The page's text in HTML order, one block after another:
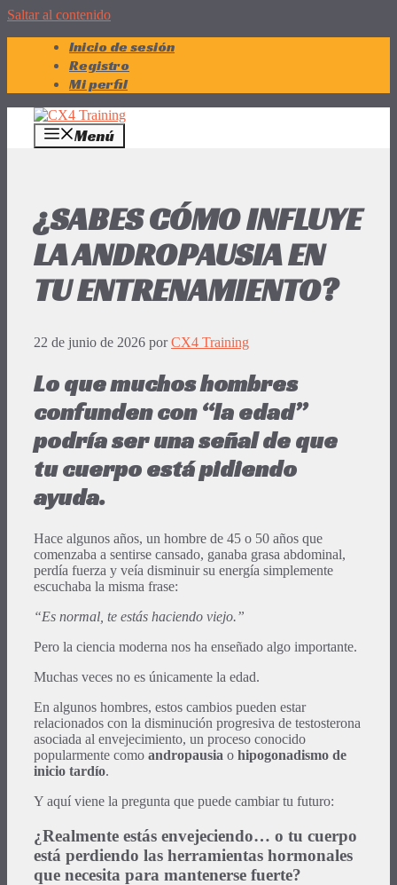
Saltar al contenido
Inicio de sesión
Registro
Mi perfil
Menú
¿SABES CÓMO INFLUYE
LA ANDROPAUSIA EN
TU ENTRENAMIENTO?
22 de junio de 2026 porCX4 Training
Lo que muchos hombres
confunden con “la edad”
podría ser una señal de que
tu cuerpo está pidiendo
ayuda.
Hace algunos años, un hombre de 45 o 50 años que
comenzaba a sentirse cansado, ganaba grasa abdominal,
perdía fuerza y veía disminuir su energía simplemente
escuchaba la misma frase:
“Es normal, te estás haciendo viejo.”
Pero la ciencia moderna nos ha enseñado algo importante.
Muchas veces no es únicamente la edad.
En algunos hombres, estos cambios pueden estar
relacionados con la disminución progresiva de testosterona
asociada al envejecimiento, un proceso conocido
popularmente como andropausia o hipogonadismo de
inicio tardío.
Y aquí viene la pregunta que puede cambiar tu futuro:
¿Realmente estás envejeciendo… o tu cuerpo
está perdiendo las herramientas hormonales
que necesita para mantenerse fuerte?